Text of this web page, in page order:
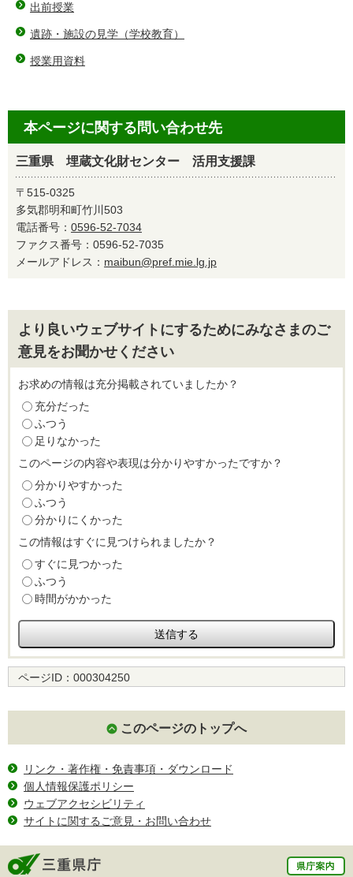
出前授業
遺跡・施設の見学（学校教育）
授業用資料
本ページに関する問い合わせ先
三重県 埋蔵文化財センター 活用支援課
〒515-0325
多気郡明和町竹川503
電話番号： 0596-52-7034
ファクス番号：0596-52-7035
メールアドレス： maibun@pref.mie.lg.jp
より良いウェブサイトにするためにみなさまのご
意見をお聞かせください
お求めの情報は充分掲載されていましたか？
充分だった
ふつう
足りなかった
このページの内容や表現は分かりやすかったですか？
分かりやすかった
ふつう
分かりにくかった
この情報はすぐに見つけられましたか？
すぐに見つかった
ふつう
時間がかかった
ページID： 000304250
このページのトップへ
リンク・著作権・免責事項・ダウンロード
個人情報保護ポリシー
ウェブアクセシビリティ
サイトに関するご意見・お問い合わせ